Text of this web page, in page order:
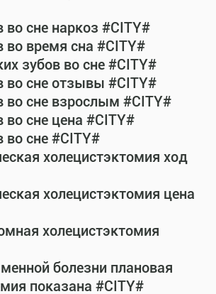
во сне наркоз #CITY#
во время сна #CITY#
зубов во сне #CITY#
во сне отзывы #CITY#
во сне взрослым #CITY#
во сне цена #CITY#
во сне #CITY#
холецистэктомия ход
холецистэктомия цена
холецистэктомия
болезни плановая
показана #CITY#